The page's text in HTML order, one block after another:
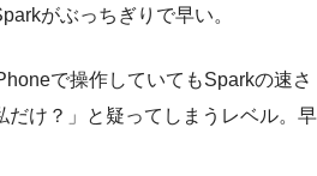
がぶっちぎりで早い。
で操作していてもSparkの速さ
だけ？」と疑ってしまうレベル。早